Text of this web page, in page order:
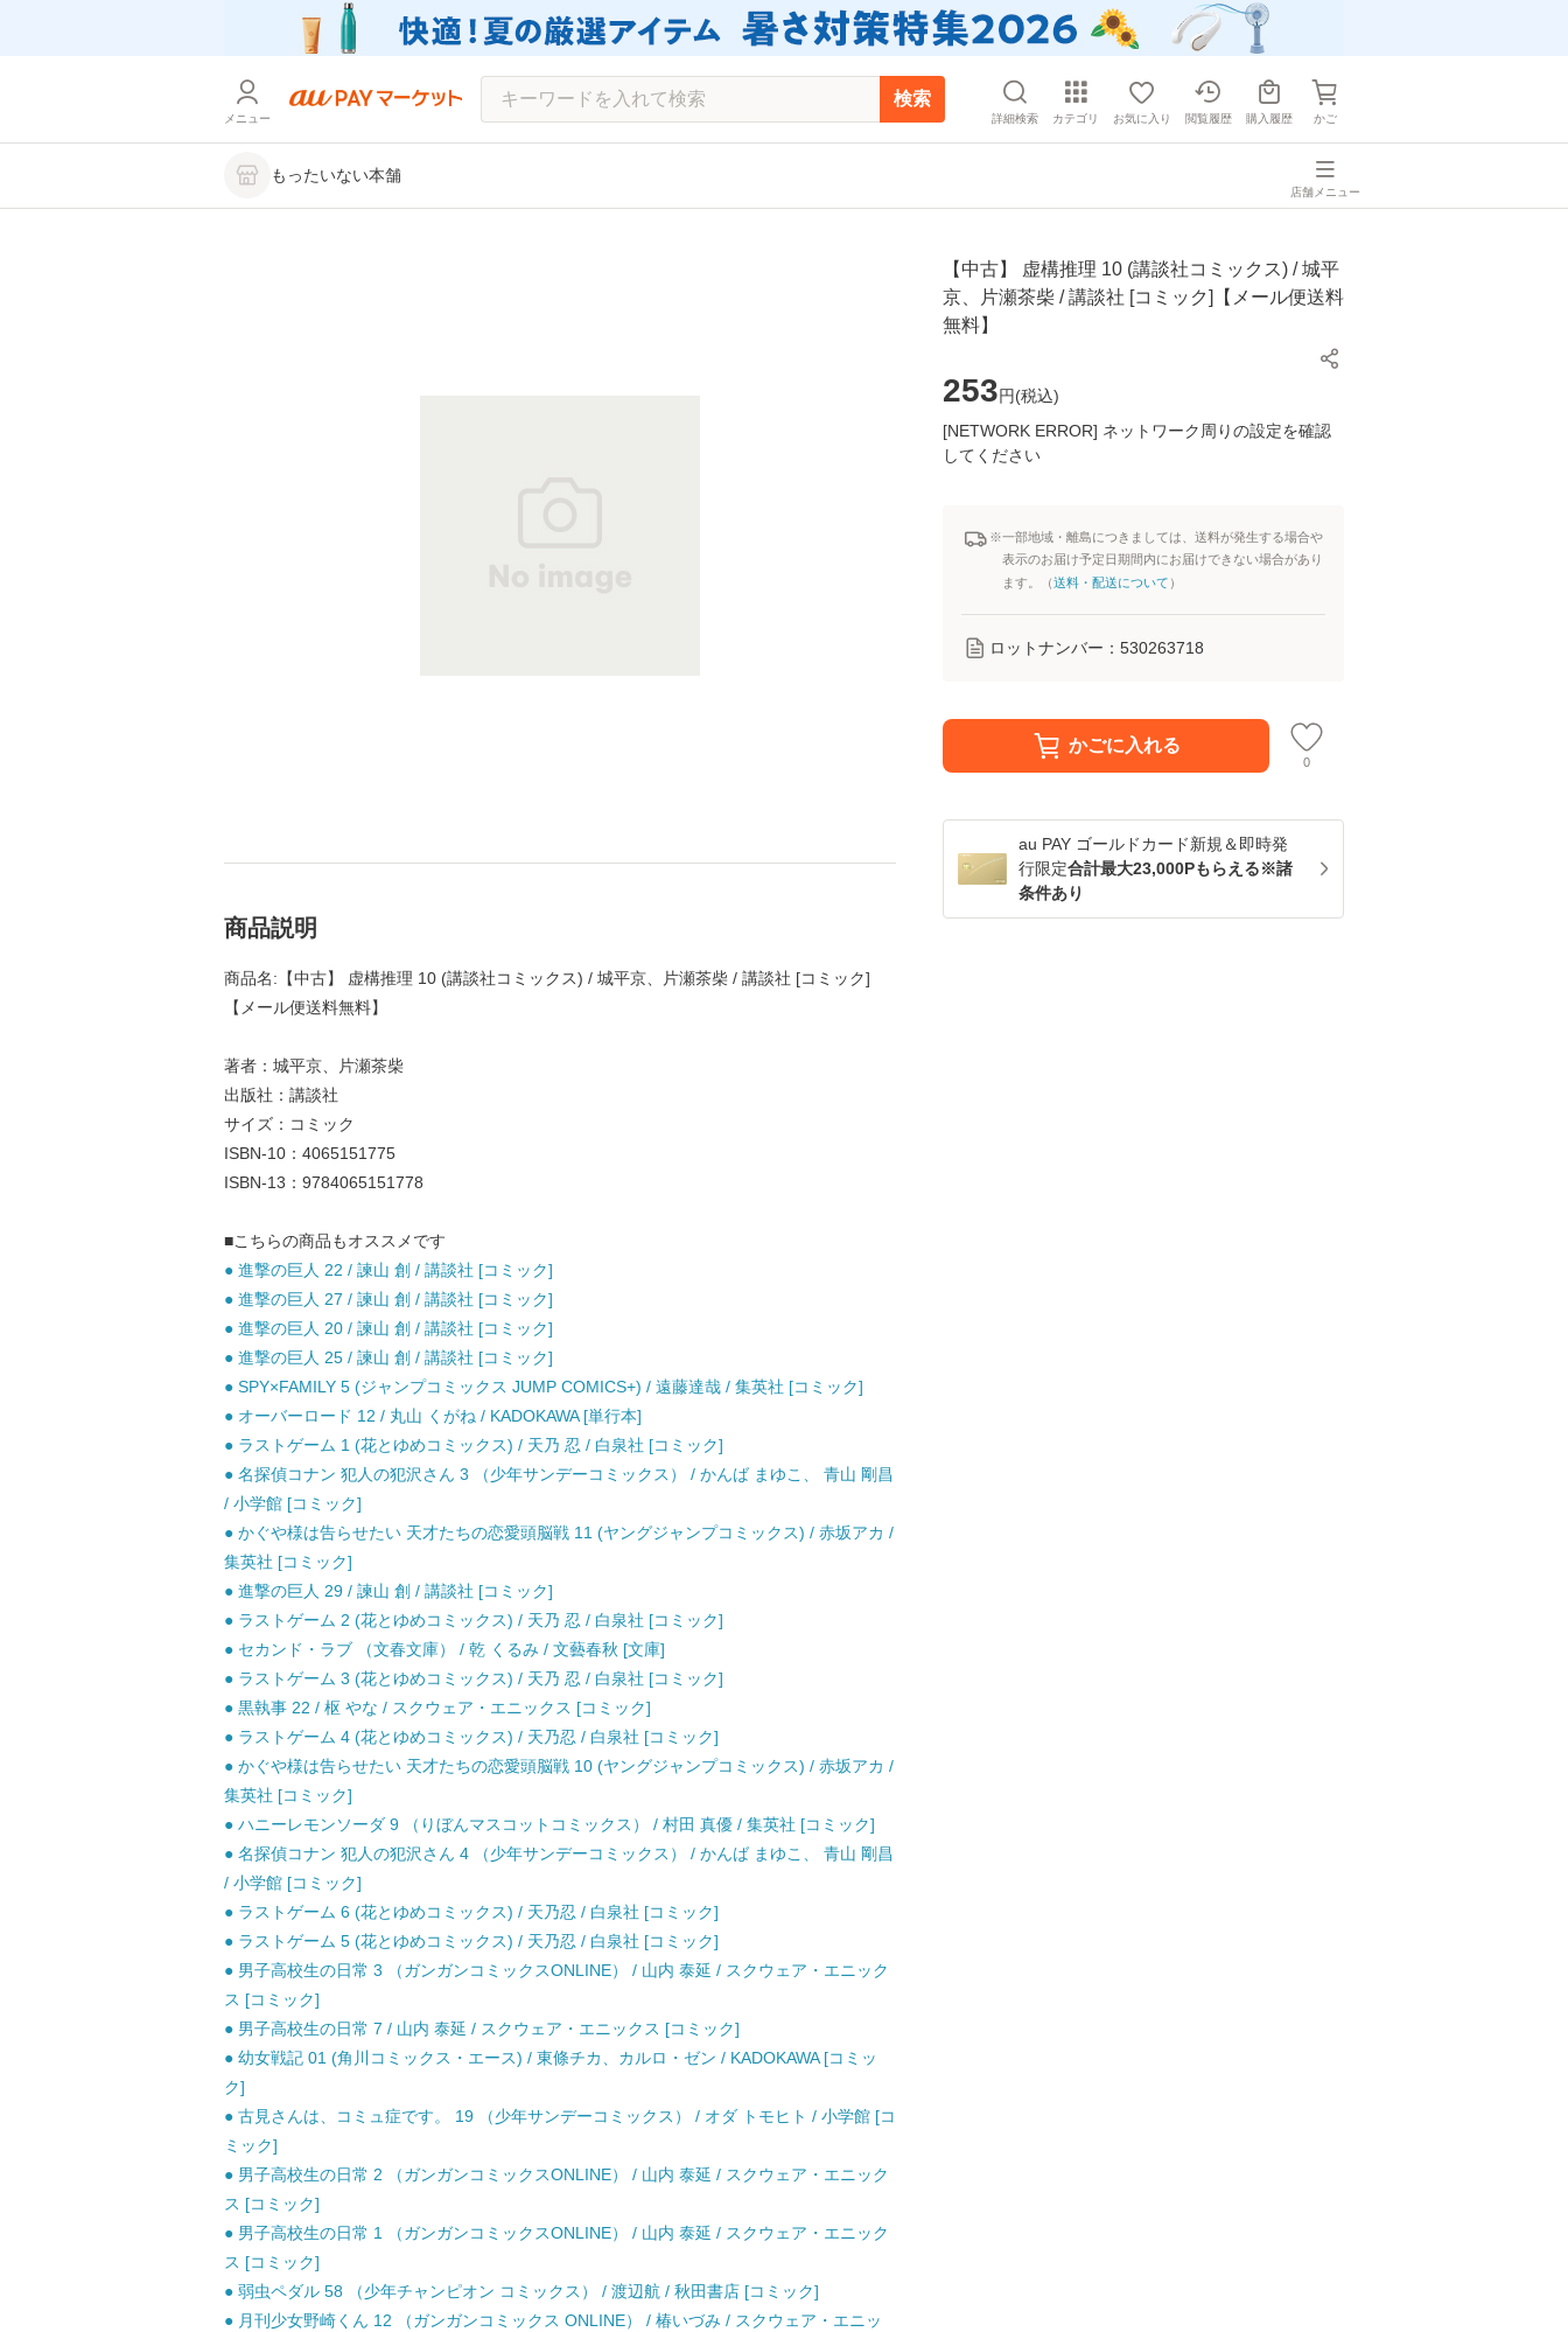
メニュー
検索
詳細検索 カテゴリ お気に入り 閲覧履歴 購入履歴 かご
もったいない本舗
店舗メニュー
【中古】 虚構推理 10 (講談社コミックス) / 城平
京、片瀬茶柴 / 講談社 [コミック]【メール便送料
無料】
253円(税込)
[NETWORK ERROR] ネットワーク周りの設定を確認
してください
※一部地域・離島につきましては、送料が発生する場合や
表示のお届け予定日期間内にお届けできない場合があり
ます。（送料・配送について ）
ロットナンバー： 530263718
かごに入れる
0
au PAY ゴールドカード新規＆即時発
行限定合計最大23,000Pもらえる※諸
条件あり
商品説明
商品名:【中古】 虚構推理 10 (講談社コミックス) / 城平京、片瀬茶柴 / 講談社 [コミック]
【メール便送料無料】
著者：城平京、片瀬茶柴
出版社：講談社
サイズ：コミック
ISBN-10：4065151775
ISBN-13：9784065151778
■こちらの商品もオススメです
● 進撃の巨人 22 / 諫山 創 / 講談社 [コミック]
● 進撃の巨人 27 / 諫山 創 / 講談社 [コミック]
● 進撃の巨人 20 / 諫山 創 / 講談社 [コミック]
● 進撃の巨人 25 / 諫山 創 / 講談社 [コミック]
● SPY×FAMILY 5 (ジャンプコミックス JUMP COMICS+) / 遠藤達哉 / 集英社 [コミック]
● オーバーロード 12 / 丸山 くがね / KADOKAWA [単行本]
● ラストゲーム 1 (花とゆめコミックス) / 天乃 忍 / 白泉社 [コミック]
● 名探偵コナン 犯人の犯沢さん 3 （少年サンデーコミックス） / かんば まゆこ、 青山 剛昌
/ 小学館 [コミック]
● かぐや様は告らせたい 天才たちの恋愛頭脳戦 11 (ヤングジャンプコミックス) / 赤坂アカ /
集英社 [コミック]
● 進撃の巨人 29 / 諫山 創 / 講談社 [コミック]
● ラストゲーム 2 (花とゆめコミックス) / 天乃 忍 / 白泉社 [コミック]
● セカンド・ラブ （文春文庫） / 乾 くるみ / 文藝春秋 [文庫]
● ラストゲーム 3 (花とゆめコミックス) / 天乃 忍 / 白泉社 [コミック]
● 黒執事 22 / 枢 やな / スクウェア・エニックス [コミック]
● ラストゲーム 4 (花とゆめコミックス) / 天乃忍 / 白泉社 [コミック]
● かぐや様は告らせたい 天才たちの恋愛頭脳戦 10 (ヤングジャンプコミックス) / 赤坂アカ /
集英社 [コミック]
● ハニーレモンソーダ 9 （りぼんマスコットコミックス） / 村田 真優 / 集英社 [コミック]
● 名探偵コナン 犯人の犯沢さん 4 （少年サンデーコミックス） / かんば まゆこ、 青山 剛昌
/ 小学館 [コミック]
● ラストゲーム 6 (花とゆめコミックス) / 天乃忍 / 白泉社 [コミック]
● ラストゲーム 5 (花とゆめコミックス) / 天乃忍 / 白泉社 [コミック]
● 男子高校生の日常 3 （ガンガンコミックスONLINE） / 山内 泰延 / スクウェア・エニック
ス [コミック]
● 男子高校生の日常 7 / 山内 泰延 / スクウェア・エニックス [コミック]
● 幼女戦記 01 (角川コミックス・エース) / 東條チカ、カルロ・ゼン / KADOKAWA [コミッ
ク]
● 古見さんは、コミュ症です。 19 （少年サンデーコミックス） / オダ トモヒト / 小学館 [コ
ミック]
● 男子高校生の日常 2 （ガンガンコミックスONLINE） / 山内 泰延 / スクウェア・エニック
ス [コミック]
● 男子高校生の日常 1 （ガンガンコミックスONLINE） / 山内 泰延 / スクウェア・エニック
ス [コミック]
● 弱虫ペダル 58 （少年チャンピオン コミックス） / 渡辺航 / 秋田書店 [コミック]
● 月刊少女野崎くん 12 （ガンガンコミックス ONLINE） / 椿いづみ / スクウェア・エニッ